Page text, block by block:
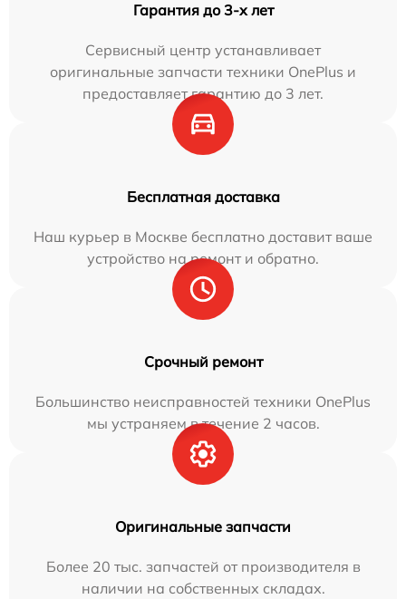
Гарантия до 3-х лет
Сервисный центр устанавливает
оригинальные запчасти техники OnePlus и
предоставляет гарантию до 3 лет.
Бесплатная доставка
Наш курьер в Москве бесплатно доставит ваше
устройство на ремонт и обратно.
Срочный ремонт
Большинство неисправностей техники OnePlus
мы устраняем в течение 2 часов.
Оригинальные запчасти
Более 20 тыс. запчастей от производителя в
наличии на собственных складах.